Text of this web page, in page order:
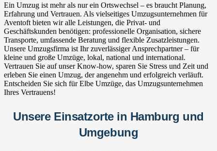
Ein Umzug ist mehr als nur ein Ortswechsel – es braucht Planung,
Erfahrung und Vertrauen. Als vielseitiges Umzugsunternehmen für
Aventoft bieten wir alle Leistungen, die Privat- und
Geschäftskunden benötigen: professionelle Organisation, sichere
Transporte, umfassende Beratung und flexible Zusatzleistungen.
Unsere Umzugsfirma ist Ihr zuverlässiger Ansprechpartner – für
kleine und große Umzüge, lokal, national und international.
Vertrauen Sie auf unser Know-how, sparen Sie Stress und Zeit und
erleben Sie einen Umzug, der angenehm und erfolgreich verläuft.
Entscheiden Sie sich für Elbe Umzüge, das Umzugsunternehmen
Ihres Vertrauens!
Unsere Einsatzorte in Hamburg und
Umgebung